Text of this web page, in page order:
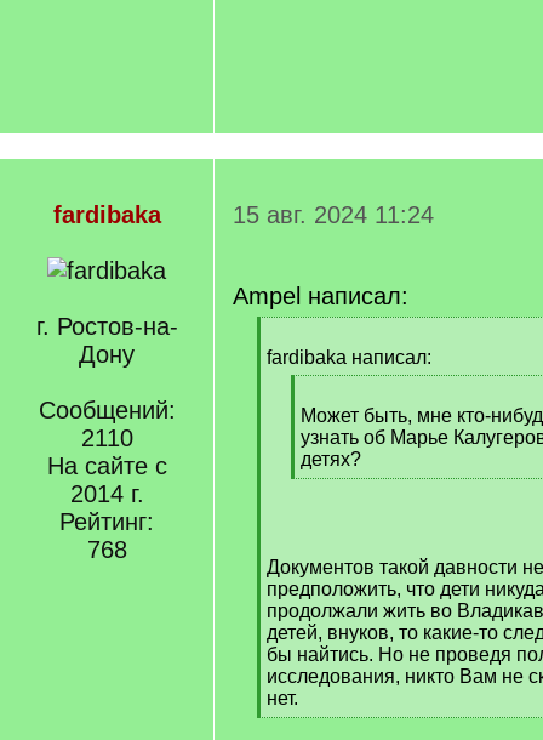
fardibaka
г. Ростов-на-
Дону
Сообщений:
2110
На сайте с
2014 г.
Рейтинг:
768
15 авг. 2024 11:24
Ampel написал:
q
fardibaka написал:
q
]
Может быть, мне кто-
узнать об Марье
детях?
[
Документов такой давности
предположить, что дети
продолжали жить во
детей, внуков, то какие-то
бы найтись. Но не проведя
исследования, никто Вам не
нет.
[